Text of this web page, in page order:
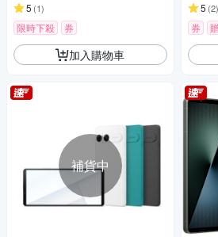
5 (1)
限時下殺 券
加入購物車
補貨中
5 (2)
券